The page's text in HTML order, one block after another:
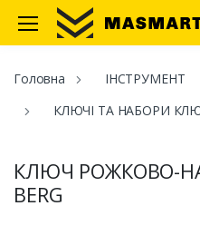
Masmart
Головна ІНСТРУМЕНТ
КЛЮЧІ ТА НАБОРИ
КЛЮЧ РОЖКОВО-
BERG